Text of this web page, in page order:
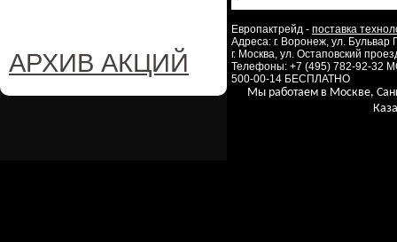
АРХИВ АКЦИЙ
Европактрейд - поставка
Адреса: г. Воронеж, ул.
г. Москва, ул. Остаповский
Телефоны: +7 (495) 782-92-32
500-00-14 БЕСПЛАТНО
Мы работаем в Москве,